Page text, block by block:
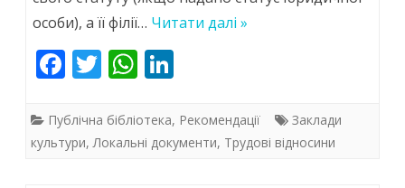
…
особи), а її філії… Читати далі »
F
e
b
T
itt
er
W
at
s
k
e
Публічна бібліотека, Рекомендації
Заклади
культури,Локальні документи, Трудові відносини